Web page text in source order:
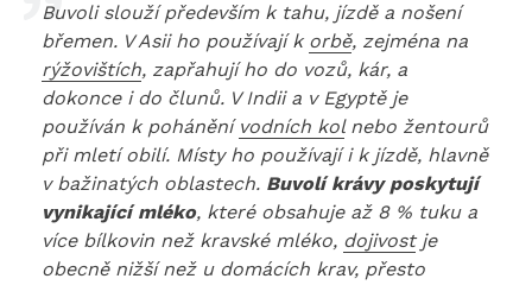
Buvoli slouží především k tahu, jízdě a nošení
břemen. V Asii ho používají k orbě, zejména na
rýžovištích, zapřahují ho do vozů, kár, a
dokonce i do člunů. V Indii a v Egyptě je
používán k pohánění vodních kolnebo žentourů
při mletí obilí. Místy ho používají i k jízdě, hlavně
v bažinatých oblastech. Buvolí krávy poskytují
vynikající mléko, které obsahuje až 8 % tuku a
více bílkovin než kravské mléko, dojivostje
obecně nižší než u domácích krav, přesto